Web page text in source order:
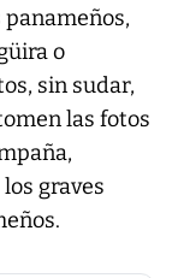
o
sin sudar,
las fotos
graves